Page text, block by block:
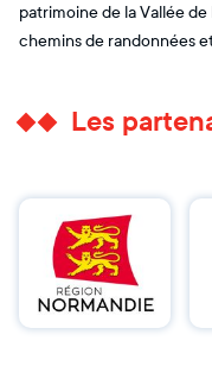
patrimoine de la Vallée
chemins de randonnées
Les